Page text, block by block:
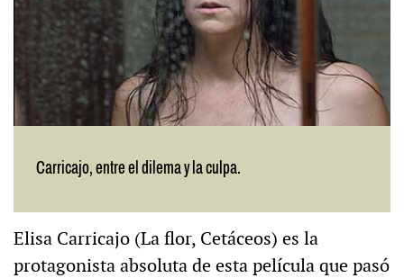
Carricajo, entre el dilema y la culpa.
Elisa Carricajo (La flor, Cetáceos) es la
protagonista absoluta de esta película que pasó